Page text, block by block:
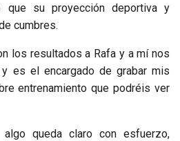
que su proyección deportiva y
cumbres.
los resultados a Rafa y a mí nos
es el encargado de grabar mis
entrenamiento que podréis ver
queda claro con esfuerzo,